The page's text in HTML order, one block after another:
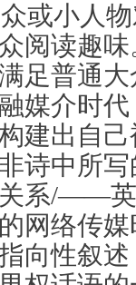
或小人
阅读趣
足普通
媒介时
建出自
诗中所
系/——英
网络传
向性叙